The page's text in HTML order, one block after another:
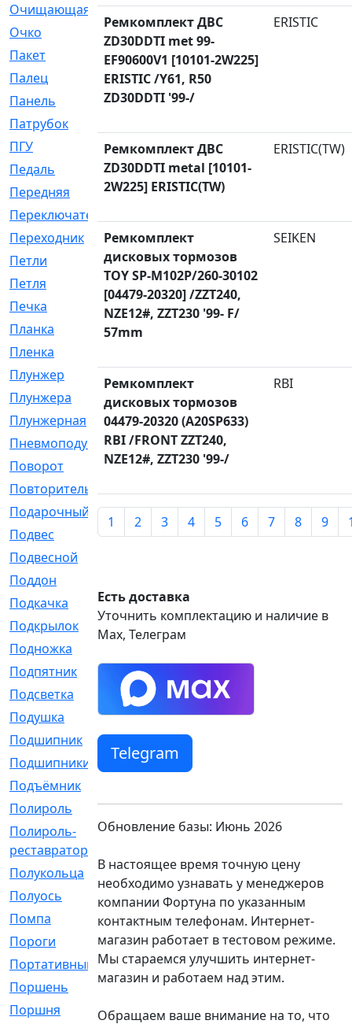
Очищающая
[1]
Очко
[24]
Пакет
[1]
Палец
[4]
Панель
[61]
Патрубок
ПГУ
[2]
Педаль
[3]
Передняя
[22]
Переключатель
Переходник
[4]
Петли
[23]
Петля
[3]
Печка
[3]
Планка
[21]
Пленка
Плунжер
Плунжера
[64]
Плунжерная
[91]
Пневмоподушка
[2]
Поворот
[12]
Повторитель
[86]
Подарочный
[3]
Подвес
[16]
Подвесной
Поддон
Подкачка
[5]
Подкрылок
[128]
Подножка
Подпятник
[1]
Подсветка
[1]
Подушка
[1540]
Подшипник
[1825]
Подшипники
[106]
Подъёмник
Полироль
[1]
Полироль-
реставратор
[1]
Полукольца
[107]
Полуось
[43]
Помпа
[537]
Пороги
[1]
Портативный
[1]
Поршень
[5]
Поршня
[833]
Ремкомплект ДВС
ZD30DDTI met 99-
EF90600V1 [10101-2W225]
ERISTIC /Y61, R50
ZD30DDTI '99-/
ERISTIC
Ремкомплект ДВС
ZD30DDTI metal [10101-
2W225] ERISTIC(TW)
ERISTIC(TW)
Ремкомплект
дисковых тормозов
TOY SP-M102P/260-30102
[04479-20320] /ZZT240,
NZE12#, ZZT230 '99- F/
57mm
SEIKEN
Ремкомплект
дисковых тормозов
04479-20320 (A20SP633)
RBI /FRONT ZZT240,
NZE12#, ZZT230 '99-/
RBI
1 2 3 4 5 6 7 8 9
Есть доставка
Уточнить комплектацию и наличие в
Max, Телеграм
Telegram
Обновление базы: Июнь 2026
В настоящее время точную цену
необходимо узнавать у менеджеров
компании Фортуна по указанным
контактным телефонам. Интернет-
магазин работает в тестовом режиме.
Мы стараемся улучшить интернет-
магазин и работаем над этим.
Обращаем ваше внимание на то, что